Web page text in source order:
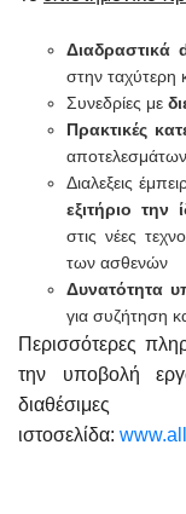
Διαδραστικά
στην
Συνεδρίες με
Πρακτικές
Διαλεξεις
εξιτήριο
στις νέες
των ασθενών
Δυνατότητα
για συζήτηση
Περισσότερες
την υποβολή
ιστοσελίδα: